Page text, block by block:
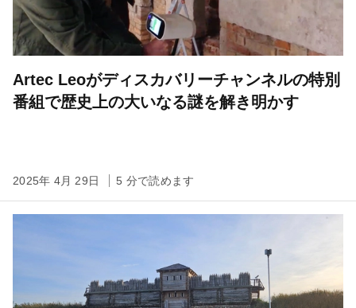
Artec Leoがディスカバリーチャンネルの特別
番組で歴史上の大いなる謎を解き明かす
2025年 4月 29日 5 分で読めます